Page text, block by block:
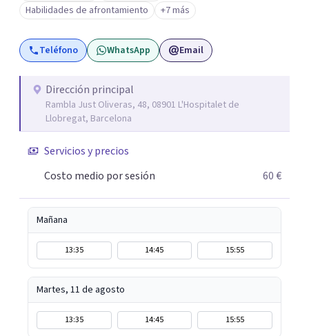
Habilidades de afrontamiento
+7 más
Teléfono WhatsApp Email
Dirección principal
Rambla Just Oliveras, 48, 08901 L'Hospitalet de
Llobregat, Barcelona
Servicios y precios
Costo medio por sesión
60 €
Mañana
13:35 14:45 15:55
Martes, 11 de agosto
13:35 14:45 15:55